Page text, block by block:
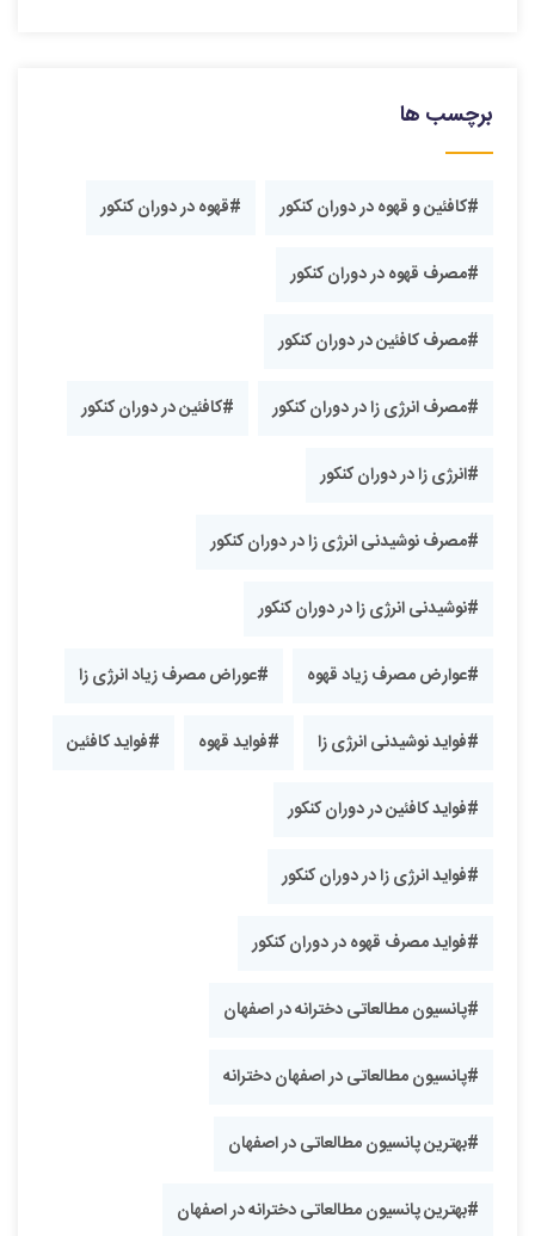
برچسب ها
#کافئین و قهوه در دوران کنکور #قهوه در دوران کنکور
#مصرف قهوه در دوران کنکور
#مصرف کافئین در دوران کنکور
#مصرف انرژی زا در دوران کنکور #کافئین در دوران کنکور
#انرژی زا در دوران کنکور
#مصرف نوشیدنی انرژی زا در دوران کنکور
#نوشیدنی انرژی زا در دوران کنکور
#عوارض مصرف زیاد قهوه #عوراض مصرف زیاد انرژی زا
#فواید نوشیدنی انرژی زا #فواید قهوه #فواید کافئین
#فواید کافئین در دوران کنکور
#فواید انرژی زا در دوران کنکور
#فواید مصرف قهوه در دوران کنکور
#پانسیون مطالعاتی دخترانه در اصفهان
#پانسیون مطالعاتی در اصفهان دخترانه
#بهترین پانسیون مطالعاتی در اصفهان
#بهترین پانسیون مطالعاتی دخترانه در اصفهان